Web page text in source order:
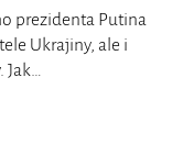
prezidenta Putina
Ukrajiny, ale i
Jak…